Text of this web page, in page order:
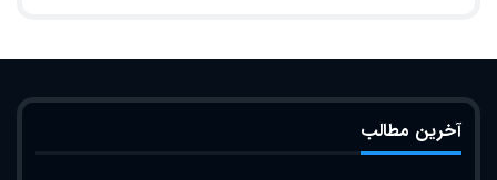
آخرین مطالب